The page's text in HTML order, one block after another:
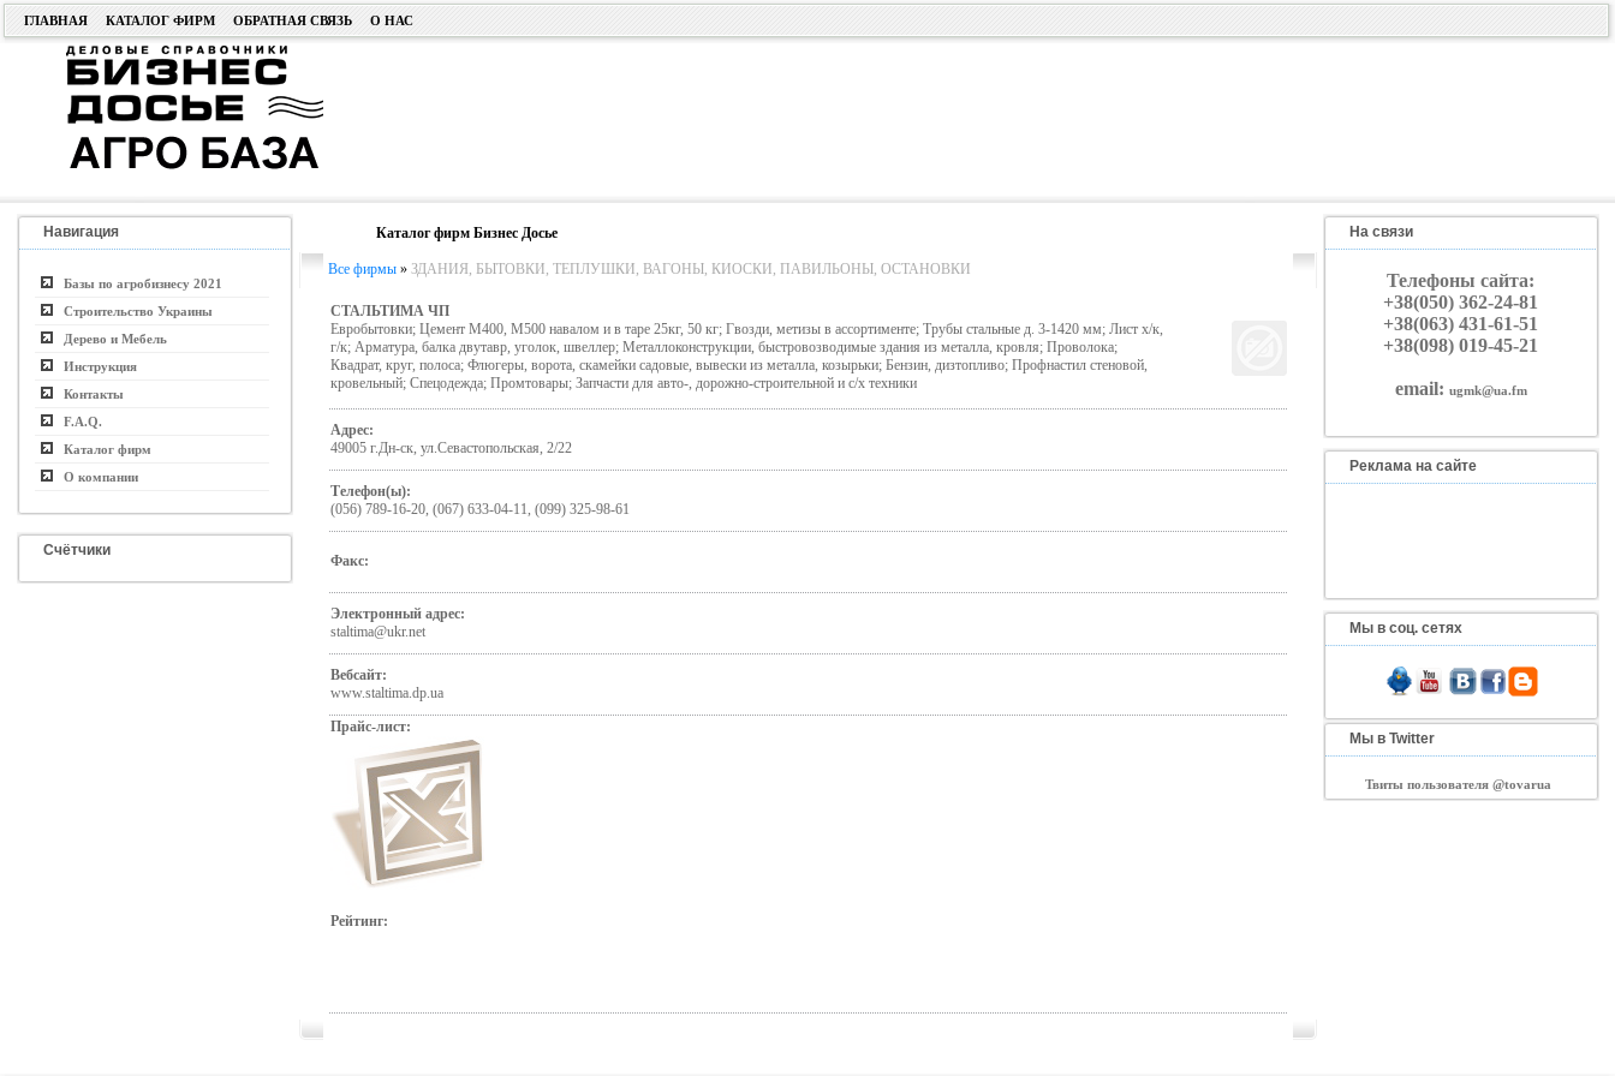
ГЛАВНАЯ КАТАЛОГ ФИРМ ОБРАТНАЯ СВЯЗЬ О НАС
Навигация
Базы по агробизнесу 2021
Строительство Украины
Дерево и Мебель
Инструкция
Контакты
F.A.Q.
Каталог фирм
О компании
Счётчики
Каталог фирм Бизнес Досье
Все фирмы» ЗДАНИЯ, БЫТОВКИ, ТЕПЛУШКИ, ВАГОНЫ, КИОСКИ, ПАВИЛЬОНЫ, ОСТАНОВКИ
СТАЛЬТИМА ЧП
Евробытовки; Цемент М400, М500 навалом и в таре 25кг, 50 кг; Гвозди, метизы в ассортименте; Трубы стальные д. 3-1420 мм; Лист х/к,
г/к; Арматура, балка двутавр, уголок, швеллер; Металлоконструкции, быстровозводимые здания из металла, кровля; Проволока;
Квадрат, круг, полоса; Флюгеры, ворота, скамейки садовые, вывески из металла, козырьки; Бензин, дизтопливо; Профнастил стеновой,
кровельный; Спецодежда; Промтовары; Запчасти для авто-, дорожно-строительной и с/х техники
Адрес:
49005 г.Дн-ск, ул.Севастопольская, 2/22
Телефон(ы):
(056) 789-16-20, (067) 633-04-11, (099) 325-98-61
Факс:
Электронный адрес:
staltima@ukr.net
Вебсайт:
www.staltima.dp.ua
Прайс-лист:
Рейтинг:
На связи
Телефоны сайта:
+38(050) 362-24-81
+38(063) 431-61-51
+38(098) 019-45-21
email: ugmk@ua.fm
Реклама на сайте
Мы в соц. сетях
Мы в Twitter
Твиты пользователя @tovarua